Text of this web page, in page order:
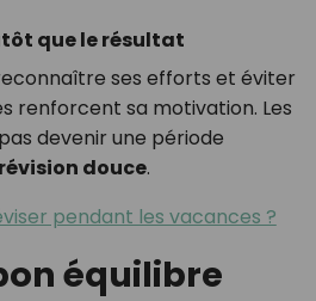
que le résultat
ses efforts et éviter
renforcent sa motivation. Les
devenir une période
révision douce.
pendant les vacances ?
équilibre